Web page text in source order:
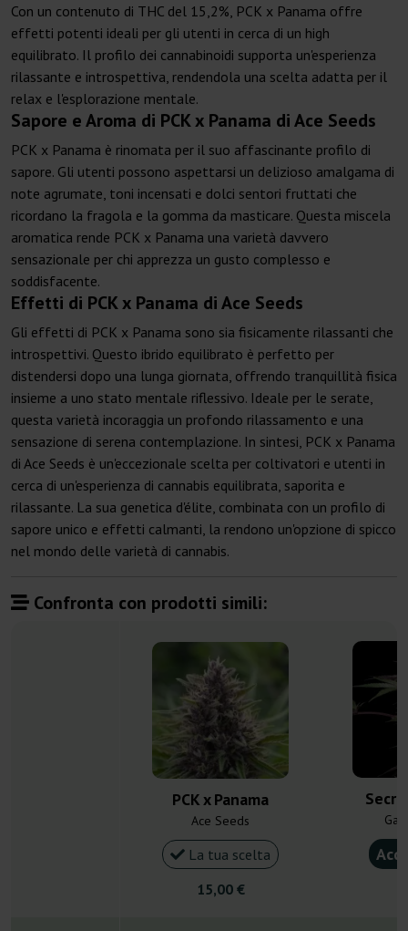
Con un contenuto di THC del 15,2%, PCK x Panama offre
effetti potenti ideali per gli utenti in cerca di un high
equilibrato. Il profilo dei cannabinoidi supporta un'esperienza
rilassante e introspettiva, rendendola una scelta adatta per il
relax e l'esplorazione mentale.
Sapore e Aroma di PCK x Panama di Ace Seeds
PCK x Panama è rinomata per il suo affascinante profilo di
sapore. Gli utenti possono aspettarsi un delizioso amalgama di
note agrumate, toni incensati e dolci sentori fruttati che
ricordano la fragola e la gomma da masticare. Questa miscela
aromatica rende PCK x Panama una varietà davvero
sensazionale per chi apprezza un gusto complesso e
soddisfacente.
Effetti di PCK x Panama di Ace Seeds
Gli effetti di PCK x Panama sono sia fisicamente rilassanti che
introspettivi. Questo ibrido equilibrato è perfetto per
distendersi dopo una lunga giornata, offrendo tranquillità fisica
insieme a uno stato mentale riflessivo. Ideale per le serate,
questa varietà incoraggia un profondo rilassamento e una
sensazione di serena contemplazione. In sintesi, PCK x Panama
di Ace Seeds è un'eccezionale scelta per coltivatori e utenti in
cerca di un'esperienza di cannabis equilibrata, saporita e
rilassante. La sua genetica d'élite, combinata con un profilo di
sapore unico e effetti calmanti, la rendono un'opzione di spicco
nel mondo delle varietà di cannabis.
Confronta con prodotti simili:
PCK x Panama
Ace Seeds
La tua scelta
15,00 €